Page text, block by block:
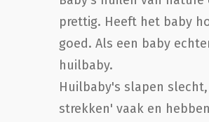
prettig. Heeft het baby
goed. Als een baby
huilbaby.
Huilbaby's slapen
strekken' vaak en